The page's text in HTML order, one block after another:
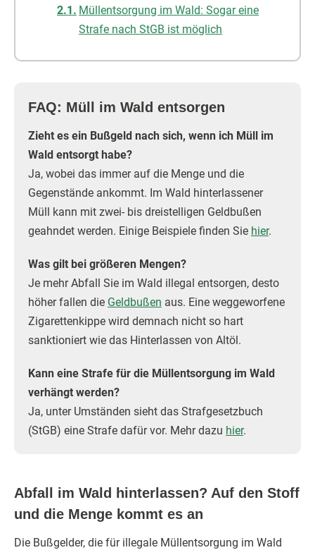
Müllentsorgung im Wald: Sogar eine
Strafe nach StGB ist möglich
FAQ: Müll im Wald entsorgen
Zieht es ein Bußgeld nach sich, wenn ich Müll im
Wald entsorgt habe?
Ja, wobei das immer auf die Menge und die
Gegenstände ankommt. Im Wald hinterlassener
Müll kann mit zwei- bis dreistelligen Geldbußen
geahndet werden. Einige Beispiele finden Sie hier.
Was gilt bei größeren Mengen?
Je mehr Abfall Sie im Wald illegal entsorgen, desto
höher fallen die Geldbußen aus. Eine weggeworfene
Zigarettenkippe wird demnach nicht so hart
sanktioniert wie das Hinterlassen von Altöl.
Kann eine Strafe für die Müllentsorgung im Wald
verhängt werden?
Ja, unter Umständen sieht das Strafgesetzbuch
(StGB) eine Strafe dafür vor. Mehr dazu hier.
Abfall im Wald hinterlassen? Auf den Stoff
und die Menge kommt es an
Die Bußgelder, die für illegale Müllentsorgung im Wald